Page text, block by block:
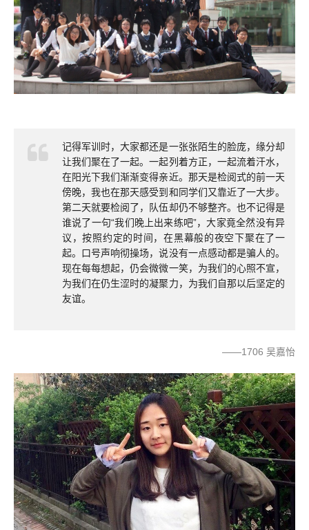
记得军训时，大家都还是一张张陌生的脸庞，缘分却
让我们聚在了一起。一起列着方正，一起流着汗水，
在阳光下我们渐渐变得亲近。那天是检阅式的前一天
傍晚，我也在那天感受到和同学们又靠近了一大步。
第二天就要检阅了，队伍却仍不够整齐。也不记得是
谁说了一句“我们晚上出来练吧”，大家竟全然没有异
议，按照约定的时间，在黑幕般的夜空下聚在了一
起。口号声响彻操场，说没有一点感动都是骗人的。
现在每每想起，仍会微微一笑，为我们的心照不宣，
为我们在仍生涩时的凝聚力，为我们自那以后坚定的
友谊。
——1706 吴嘉怡